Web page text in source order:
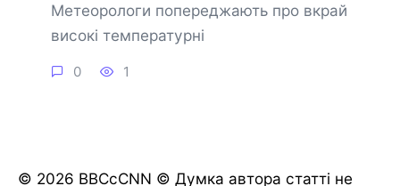
Метеорологи попереджають про вкрай
високі температурні
0 1
© 2026 BBCcCNN © Думка автора статті не